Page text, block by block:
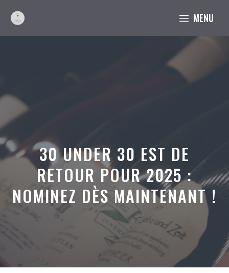
contenu
MENU
30 UNDER 30 EST DE
RETOUR POUR 2025 :
NOMINEZ DÈS MAINTENANT !